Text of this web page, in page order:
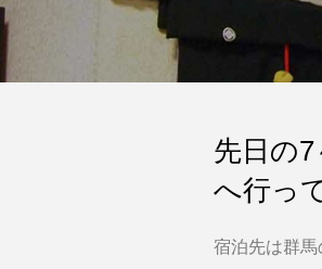
先日の
へ行っ
宿泊先は群